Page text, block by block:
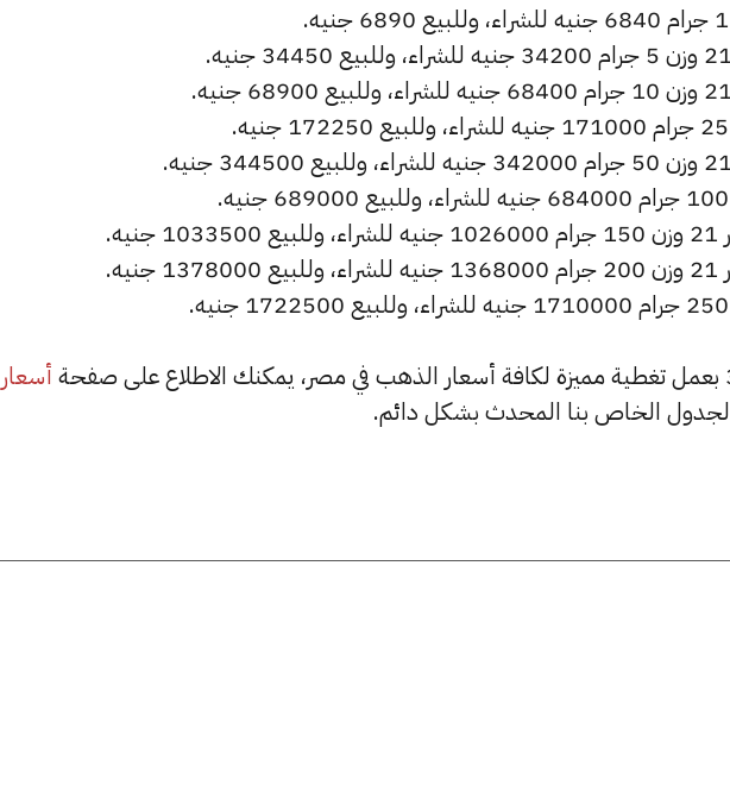
أسعار
الخاص بنا المحدث بشكل دائم.